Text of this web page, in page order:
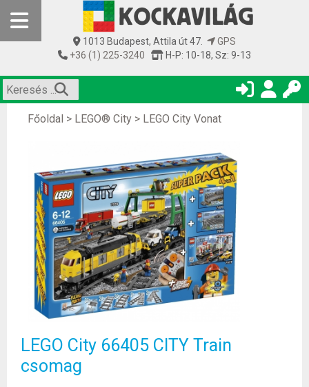
1013 Budapest, Attila út 47.
GPS
+36 (1) 225-3240
H-P: 10-18, Sz: 9-13
Főoldal > LEGO® City > LEGO City Vonat
LEGO City 66405 CITY Train
csomag